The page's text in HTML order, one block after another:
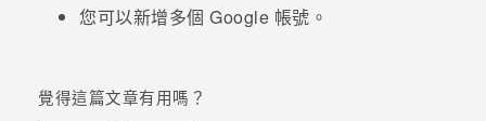
您可以新增多個 Google 帳號。
覺得這篇文章有用嗎？